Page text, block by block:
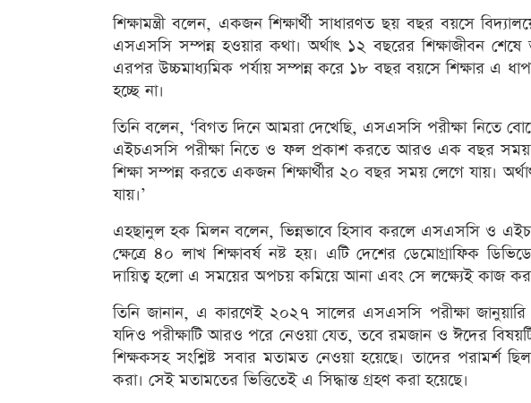
শিক্ষামন্ত্রী বলেন, একজন শিক্ষার্থী সাধারণত ছয় বছর বয়সে
এসএসসি সম্পন্ন হওয়ার কথা। অর্থাৎ ১২ বছরের শিক্ষাজীবন শেষে
এরপর উচ্চমাধ্যমিক পর্যায় সম্পন্ন করে ১৮ বছর বয়সে শিক্ষার এ
হচ্ছে না।
তিনি বলেন, ‘বিগত দিনে আমরা দেখেছি, এসএসসি পরীক্ষা নিতে
এইচএসসি পরীক্ষা নিতে ও ফল প্রকাশ করতে আরও এক বছর সময়
শিক্ষা সম্পন্ন করতে একজন শিক্ষার্থীর ২০ বছর সময় লেগে যায়।
যায়।’
এহছানুল হক মিলন বলেন, ভিন্নভাবে হিসাব করলে এসএসসি ও
ক্ষেত্রে ৪০ লাখ শিক্ষাবর্ষ নষ্ট হয়। এটি দেশের ডেমোগ্রাফিক
দায়িত্ব হলো এ সময়ের অপচয় কমিয়ে আনা এবং সে লক্ষ্যেই কাজ করা
তিনি জানান, এ কারণেই ২০২৭ সালের এসএসসি পরীক্ষা জানুয়ারি
যদিও পরীক্ষাটি আরও পরে নেওয়া যেত, তবে রমজান ও ঈদের বিষয়টি
শিক্ষকসহ সংশ্লিষ্ট সবার মতামত নেওয়া হয়েছে। তাদের পরামর্শ
করা। সেই মতামতের ভিত্তিতেই এ সিদ্ধান্ত গ্রহণ করা হয়েছে।